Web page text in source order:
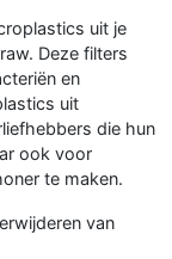
uit je
Deze filters
en
uit
die hun
ook voor
te maken.
van